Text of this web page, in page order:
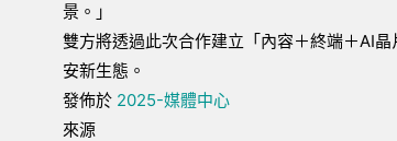
景。」
雙方將透過此次合作建立「內容＋終端＋AI
安新生態。
發佈於 2025-媒體中心
來源